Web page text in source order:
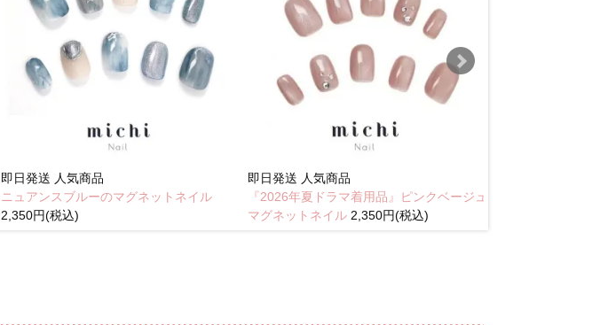
即日発送 人気商品
ニュアンスブルーのマグネットネイル
2,350円(税込)
即日発送 人気商品
『2026年夏ドラマ着用品』ピンクベージュ
マグネットネイル2,350円(税込)